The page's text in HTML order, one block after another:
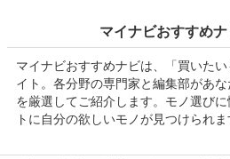
マイナビおすすめ
マイナビおすすめナビは、「買いた
イト。各分野の専門家と編集部があ
を厳選してご紹介します。モノ選び
トに自分の欲しいモノが見つけられま